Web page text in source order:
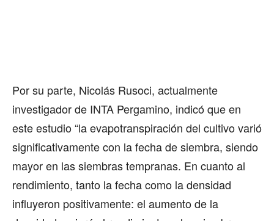
Por su parte, Nicolás Rusoci, actualmente
investigador de INTA Pergamino, indicó que en
este estudio “la evapotranspiración del cultivo varió
significativamente con la fecha de siembra, siendo
mayor en las siembras tempranas. En cuanto al
rendimiento, tanto la fecha como la densidad
influyeron positivamente: el aumento de la